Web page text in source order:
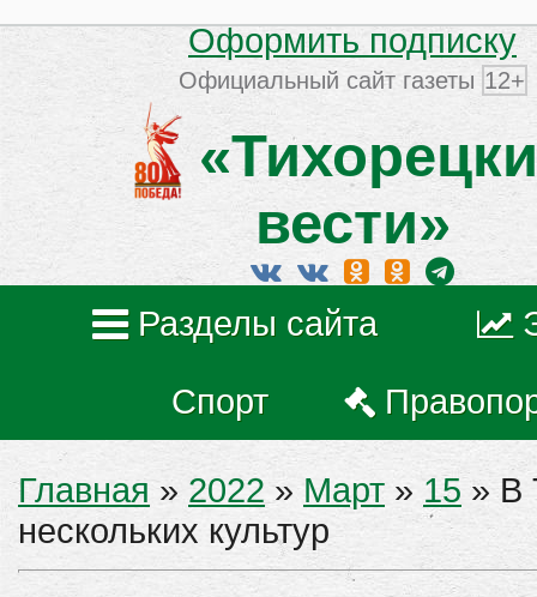
Оформить подписку
Официальный сайт газеты 12+
вести»
Разделы сайта
Спорт
Главная » 2022 » Март » 15 » В
нескольких культур